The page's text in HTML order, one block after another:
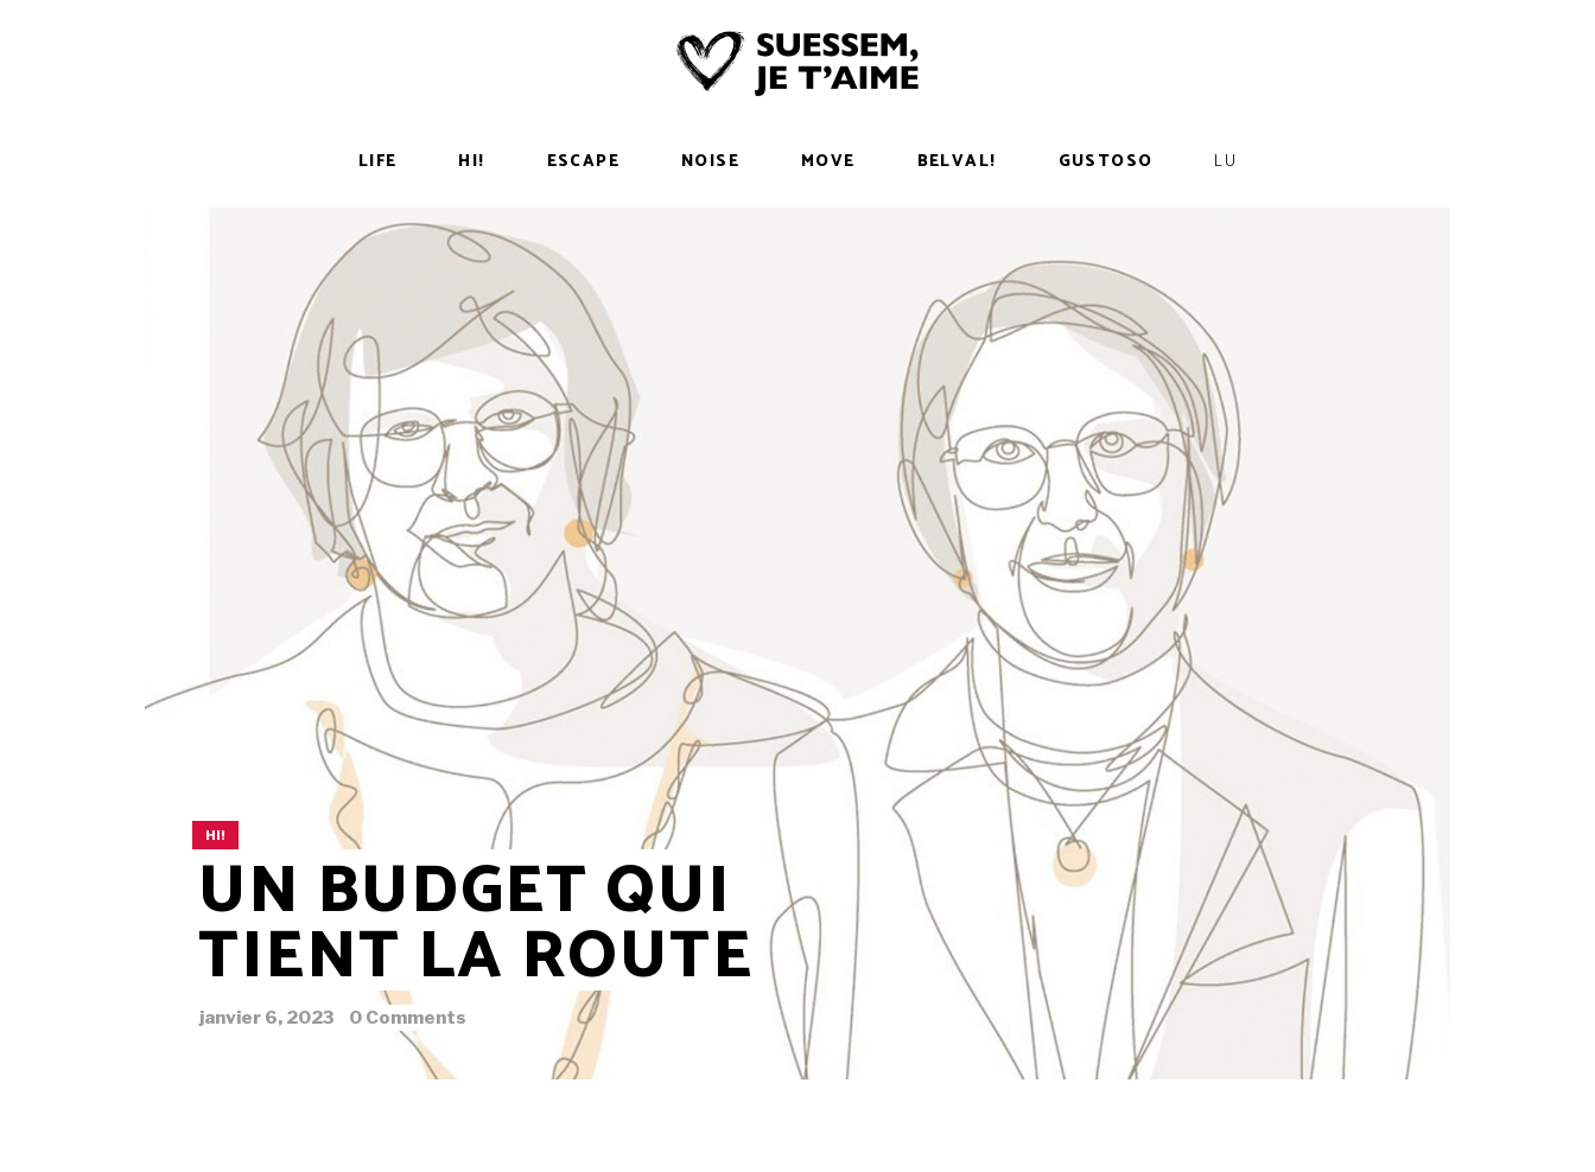
LIFE HI! ESCAPE NOISE MOVE BELVAL! GUSTOSO LU
HI!
UN BUDGET QUI
TIENT LA ROUTE
janvier 6, 2023 0 Comments